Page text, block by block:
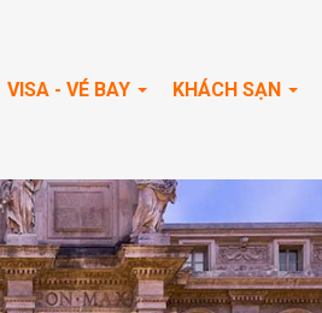
VISA - VÉ BAY KHÁCH SẠN